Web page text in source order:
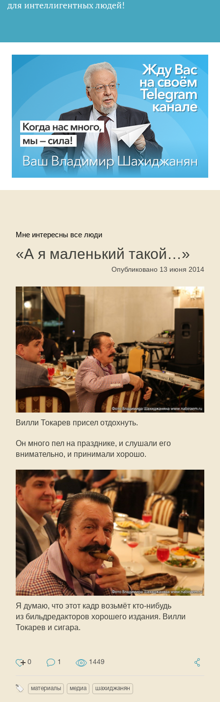
для интеллигентных людей!
Мне интересны все люди
«А я маленький такой…»
Опубликовано 13 июня 2014
Вилли Токарев присел отдохнуть.
Он много пел на празднике, и слушали его
внимательно, и принимали хорошо.
Я думаю, что этот кадр возьмёт кто-нибудь
из бильдредакторов хорошего издания. Вилли
Токарев и сигара.
0 1 1449
материалы медиа шахиджанян